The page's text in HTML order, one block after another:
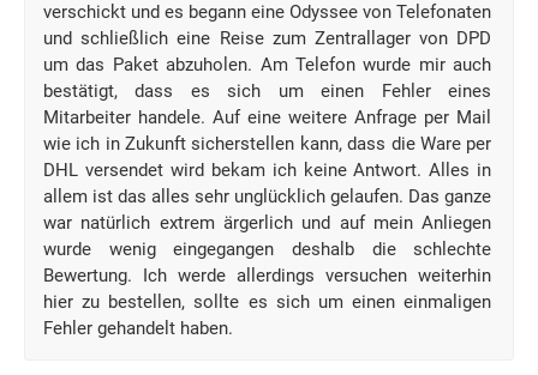
verschickt und es begann eine Odyssee von Telefonaten
und schließlich eine Reise zum Zentrallager von DPD
um das Paket abzuholen. Am Telefon wurde mir auch
bestätigt, dass es sich um einen Fehler eines
Mitarbeiter handele. Auf eine weitere Anfrage per Mail
wie ich in Zukunft sicherstellen kann, dass die Ware per
DHL versendet wird bekam ich keine Antwort. Alles in
allem ist das alles sehr unglücklich gelaufen. Das ganze
war natürlich extrem ärgerlich und auf mein Anliegen
wurde wenig eingegangen deshalb die schlechte
Bewertung. Ich werde allerdings versuchen weiterhin
hier zu bestellen, sollte es sich um einen einmaligen
Fehler gehandelt haben.